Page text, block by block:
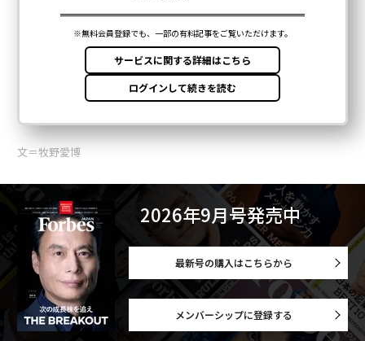
文＝牧野愛博
2026年9月号発売中
最新号の購入はこちらから
メンバーシップに登録する